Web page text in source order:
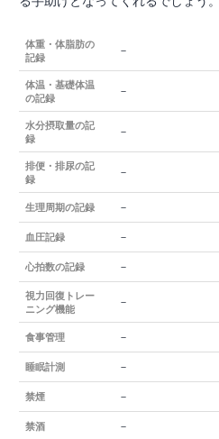
体重・体脂肪の
記録
－
体温・基礎体温
の記録
－
水分摂取量の記
録
－
排便・排尿の記
録
－
生理周期の記録 －
血圧記録 －
心拍数の記録 －
視力回復トレー
ニング機能
－
食事管理 －
睡眠計測 －
禁煙 －
禁酒 －